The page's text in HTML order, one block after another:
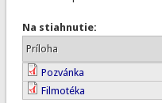
Na stiahnutie:
Príloha
Pozvánka
Filmotéka